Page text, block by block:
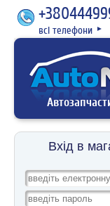
всі телефони ►
Вхід в